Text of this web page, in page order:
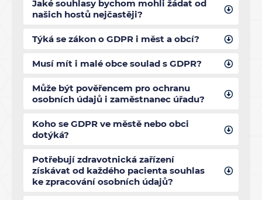
Jaké souhlasy bychom mohli žádat od
našich hostů nejčastěji?
Týká se zákon o GDPR i měst a obcí?
Musí mít i malé obce soulad s GDPR?
Může být pověřencem pro ochranu
osobních údajů i zaměstnanec úřadu?
Koho se GDPR ve městě nebo obci
dotýká?
Potřebují zdravotnická zařízení
získávat od každého pacienta souhlas
ke zpracování osobních údajů?